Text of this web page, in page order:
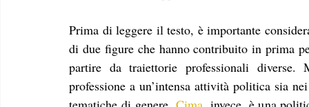
Prima di leggere il testo, è importante
di due figure che hanno contribuito in prima
partire da traiettorie professionali diverse.
professione a un’intensa attività politica sia